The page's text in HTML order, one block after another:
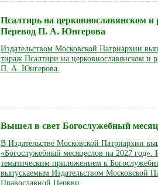
Псалтирь на церковнославянском и
Перевод П. А. Юнгерова
Издательством Московской Патриархии
тираж Псалтири на церковнославянском и
П. А. Юнгерова.
Вышел в свет Богослужебный
В Издательстве Московской Патриархии
«Богослужебный месяцеслов на 2027 год».
тематическим приложением к
выпускаемым Издательством Московской
Православной Церкви.